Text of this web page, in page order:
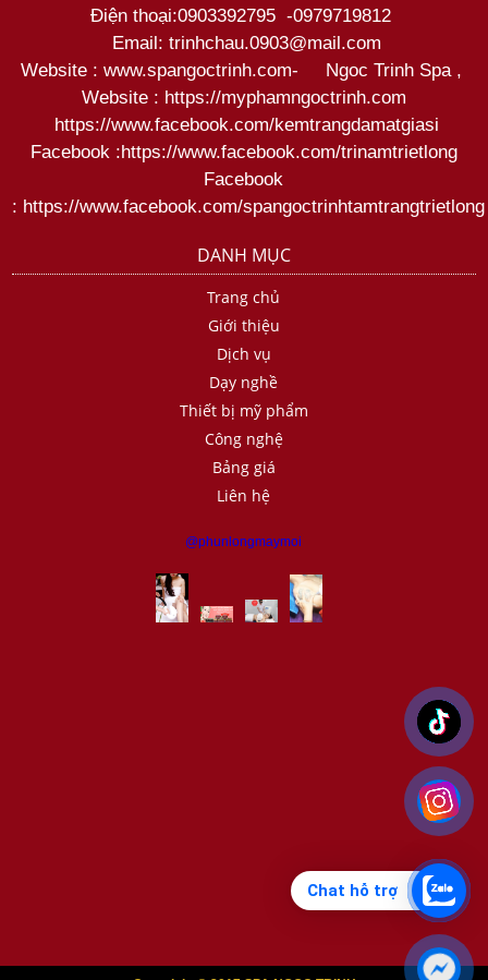
Điện thoại:0903392795 -0979719812
Email: trinhchau.0903@mail.com
Website : www.spangoctrinh.com- Ngoc Trinh Spa ,
Website : https://myphamngoctrinh.com
https://www.facebook.com/kemtrangdamatgiasi
Facebook :https://www.facebook.com/trinamtrietlong
Facebook
: https://www.facebook.com/spangoctrinhtamtrangtrietlong
DANH MỤC
Trang chủ
Giới thiệu
Dịch vụ
Dạy nghề
Thiết bị mỹ phẩm
Công nghệ
Bảng giá
Liên hệ
@phunlongmaymoi
Chat hỗ trợ